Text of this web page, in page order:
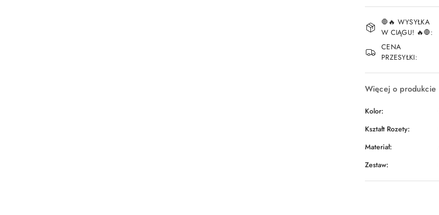
Dostępność
i
dostawa
🛑🔥 WYSYŁKA
W CIĄGU! 🔥🛑:
CENA
PRZESYŁKI:
Więcej o produkcie
Kolor:
Kształt Rozety:
Materiał:
Zestaw: